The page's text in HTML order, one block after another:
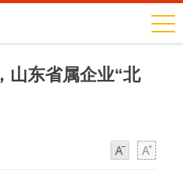
山东省属企业“北